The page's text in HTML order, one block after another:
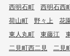
西明石町
西明石西
荷山町
野々上 花
東人丸町
東藤江
二見町西二見
二見